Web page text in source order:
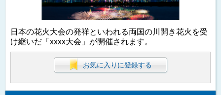
日本の花火大会の発祥といわれる両国の川開き花火を受
け継いだ「xxxx大会」が開催されます。
お気に入りに登録する